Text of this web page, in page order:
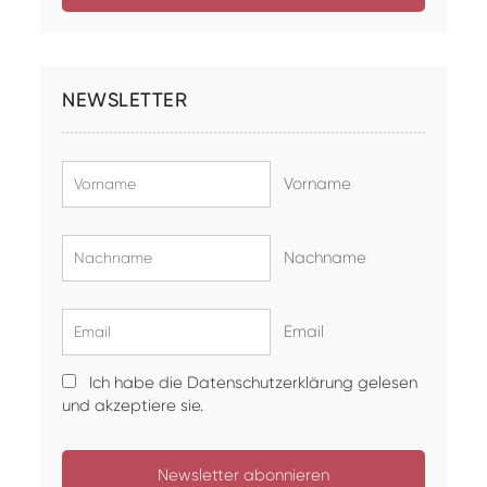
NEWSLETTER
Vorname
Nachname
Email
Ich habe die Datenschutzerklärung gelesen
und akzeptiere sie.